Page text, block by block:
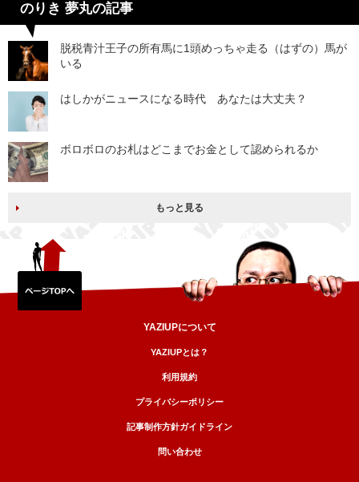
のりき 夢丸の記事
脱税青汁王子の所有馬に1頭めっちゃ走る（はずの）馬が
いる
はしかがニュースになる時代 あなたは大丈夫？
ボロボロのお札はどこまでお金として認められるか
もっと見る
YAZIUPについて
YAZIUPとは？
利用規約
プライバシーポリシー
記事制作方針ガイドライン
問い合わせ